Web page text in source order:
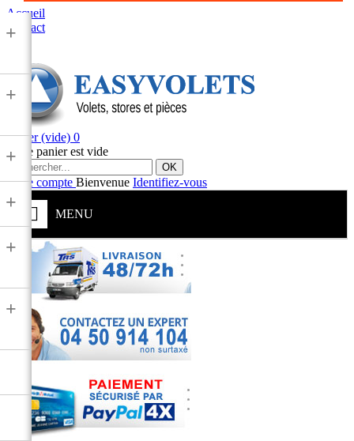
Accueil
Contact
Panier (vide) 0
Votre panier est vide
OK
Votre compte Bienvenue Identifiez-vous
MENU
+
+
+
+
+
+